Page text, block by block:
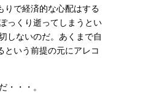
りで経済的な心配はする
っくり逝ってしまうとい
しないのだ。あくまで自
という前提の元にアレコ
・・・。